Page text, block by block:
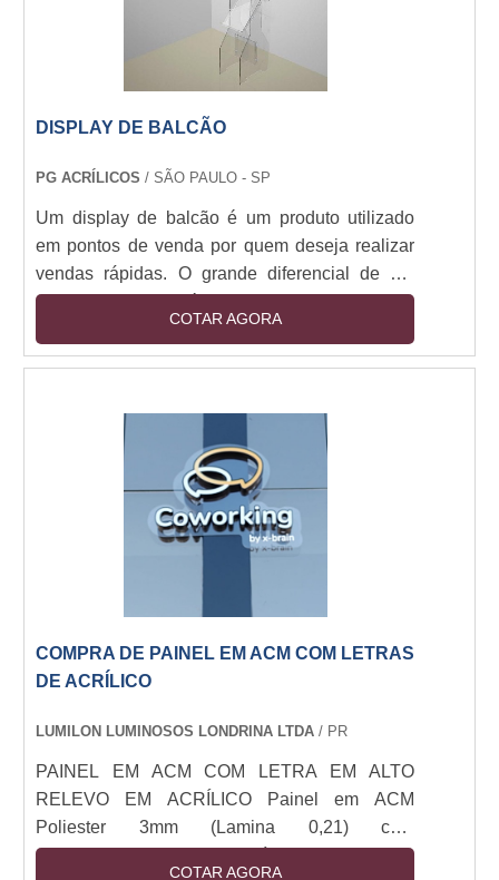
DISPLAY DE BALCÃO
PG ACRÍLICOS / SÃO PAULO - SP
Um display de balcão é um produto utilizado
em pontos de venda por quem deseja realizar
vendas rápidas. O grande diferencial de um
display como este é que ele oferece um layout
único e diferenciado, e pode atrair muitos
clientes no ponto de venda. Vantagens de
de displays para balcão é quando se tem
praticidade e facilidade no transporte deles. Um
tipo de display que oferece leveza, praticidade
COTAR AGORA
COMPRA DE PAINEL EM ACM COM LETRAS
DE ACRÍLICO
LUMILON LUMINOSOS LONDRINA LTDA / PR
PAINEL EM ACM COM LETRA EM ALTO
RELEVO EM ACRÍLICO Painel em ACM
Poliester 3mm (Lamina 0,21) com
letreiro/logomarca em acrílico 3mm cristal
COTAR AGORA